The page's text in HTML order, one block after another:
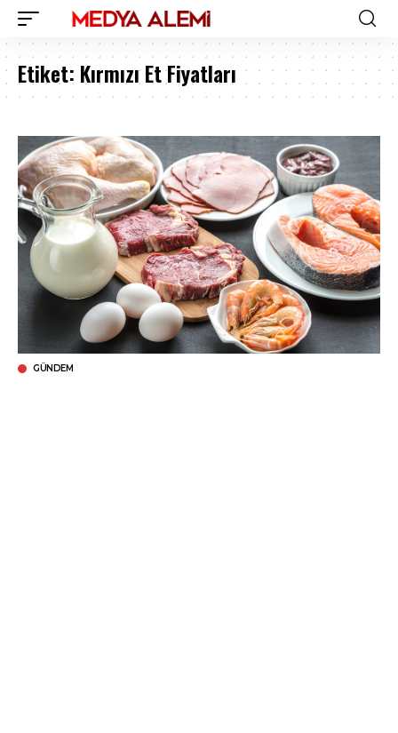
Etiket: Kırmızı Et Fiyatları
GÜNDEM